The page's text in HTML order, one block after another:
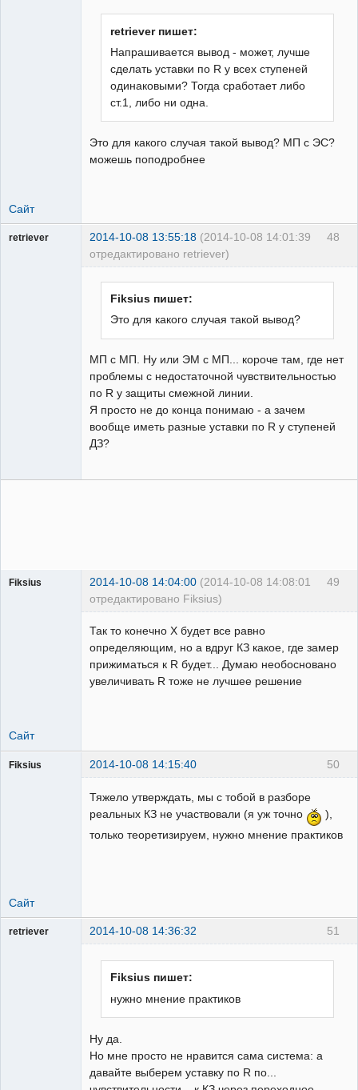
retriever пишет:
Напрашивается вывод - может, лучше
сделать уставки по R у всех ступеней
одинаковыми? Тогда сработает либо
ст.1, либо ни одна.
Это для какого случая такой вывод? МП с ЭС?
можешь поподробнее
Сайт
48
retriever 2014-10-08 13:55:18 (2014-10-08 14:01:39
отредактировано retriever)
Fiksius пишет:
Это для какого случая такой вывод?
МП с МП. Ну или ЭМ с МП... короче там, где нет
проблемы с недостаточной чувствительностью
по R у защиты смежной линии.
Я просто не до конца понимаю - а зачем
вообще иметь разные уставки по R у ступеней
ДЗ?
49
Fiksius 2014-10-08 14:04:00 (2014-10-08 14:08:01
отредактировано Fiksius)
Так то конечно Х будет все равно
определяющим, но а вдруг КЗ какое, где замер
прижиматься к R будет... Думаю необосновано
увеличивать R тоже не лучшее решение
Сайт
50
Fiksius 2014-10-08 14:15:40
Тяжело утверждать, мы с тобой в разборе
реальных КЗ не участвовали (я уж точно
),
только теоретизируем, нужно мнение практиков
Сайт
51
retriever 2014-10-08 14:36:32
Fiksius пишет:
нужно мнение практиков
Ну да.
Но мне просто не нравится сама система: а
давайте выберем уставку по R по...